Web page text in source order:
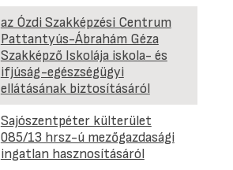
az Ózdi Szakképzési Centrum
Pattantyús-Ábrahám Géza
Szakképző Iskolája iskola- és
ifjúság-egészségügyi
ellátásának biztosításáról
Sajószentpéter külterület
085/13 hrsz-ú mezőgazdasági
ingatlan hasznosításáról